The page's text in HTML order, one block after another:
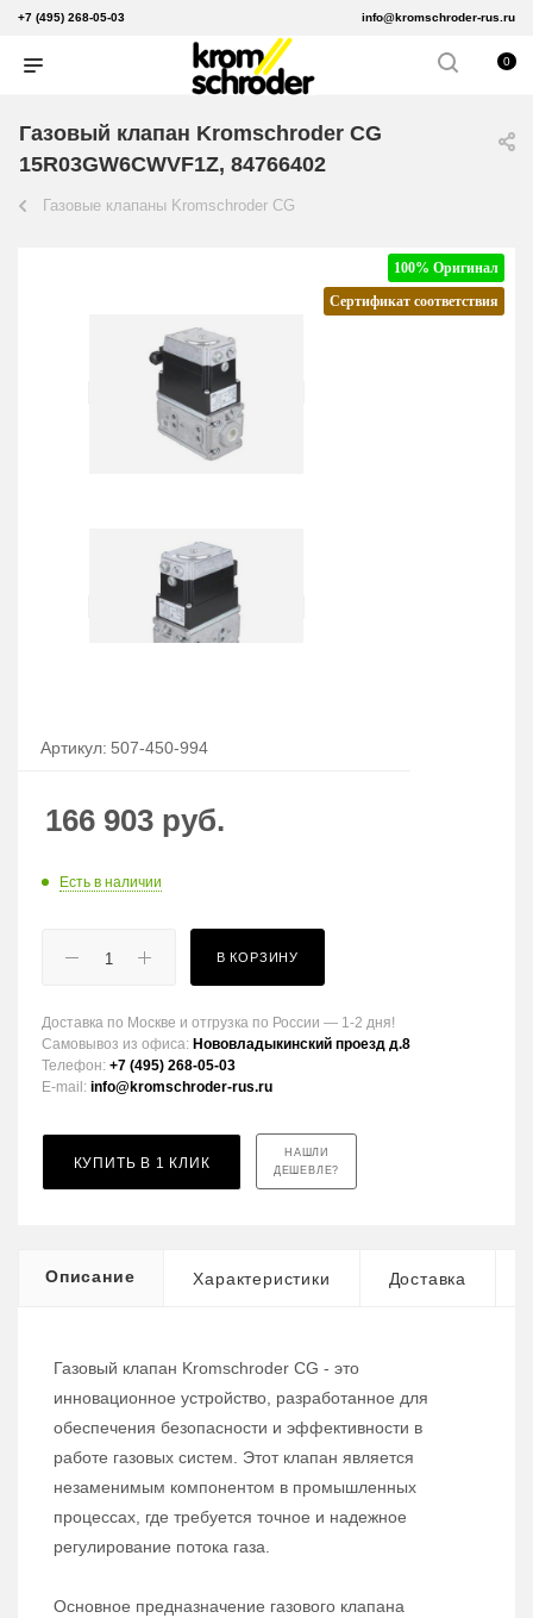
+7 (495) 268-05-03 info@kromschroder-rus.ru
0
Газовый клапан Kromschroder CG
15R03GW6CWVF1Z, 84766402
Газовые клапаны Kromschroder CG
100% Оригинал
Сертификат соответствия
Артикул: 507-450-994
166 903 руб.
Есть в наличии
В КОРЗИНУ
Доставка по Москве и отгрузка по России — 1-2 дня!
Самовывоз из офиса: Нововладыкинский проезд д.8
Телефон: +7 (495) 268-05-03
E-mail: info@kromschroder-rus.ru
КУПИТЬ В 1 КЛИК
НАШЛИ
ДЕШЕВЛЕ?
Описание Характеристики Доставка
Газовый клапан Kromschroder CG - это
инновационное устройство, разработанное для
обеспечения безопасности и эффективности в
работе газовых систем. Этот клапан является
незаменимым компонентом в промышленных
процессах, где требуется точное и надежное
регулирование потока газа.
Основное предназначение газового клапана